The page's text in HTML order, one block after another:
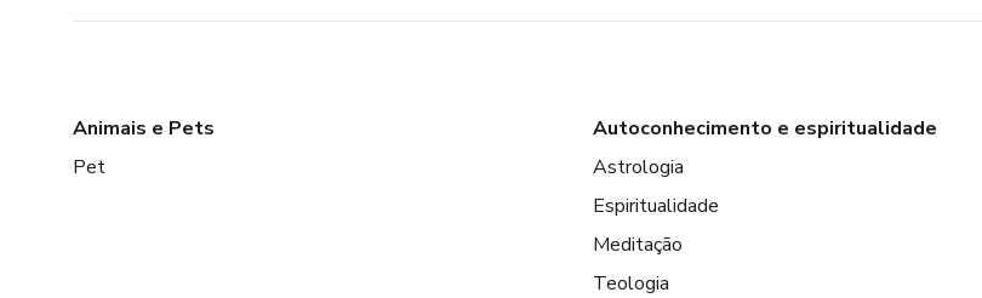
Animais e Pets
Pet
Autoconhecimento e espiritualidade
Astrologia
Espiritualidade
Meditação
Teologia